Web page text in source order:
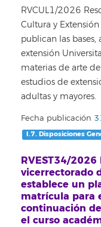
RVCUL1/2026
Cultura y
publican las
extensión
materias de arte
estudios de
adultas y mayores.
Fecha publicación
I.7. Disposiciones
RVEST34/
vicerrectorado
establece un
matrícula para
continuación
el curso